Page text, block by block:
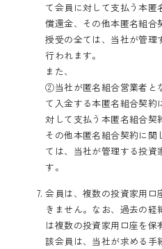
て会員に対して支払う本
償還金、その他本匿名組合
授受の全ては、当社が管理
行われます。
また、
②当社が匿名組合営業者と
て入金する本匿名組合契約
対して支払う本匿名組合契
その他本匿名組合契約に
ては、当社が管理する投資
す。
会員は、複数の投資家用口
きません。なお、過去の経
は複数の投資家用口座を保
該会員は、当社が求める手